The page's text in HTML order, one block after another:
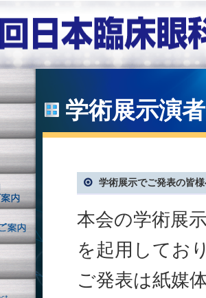
学術展示演
学術展示でご発表の皆
本会の学術展
を起用してお
ご発表は紙媒